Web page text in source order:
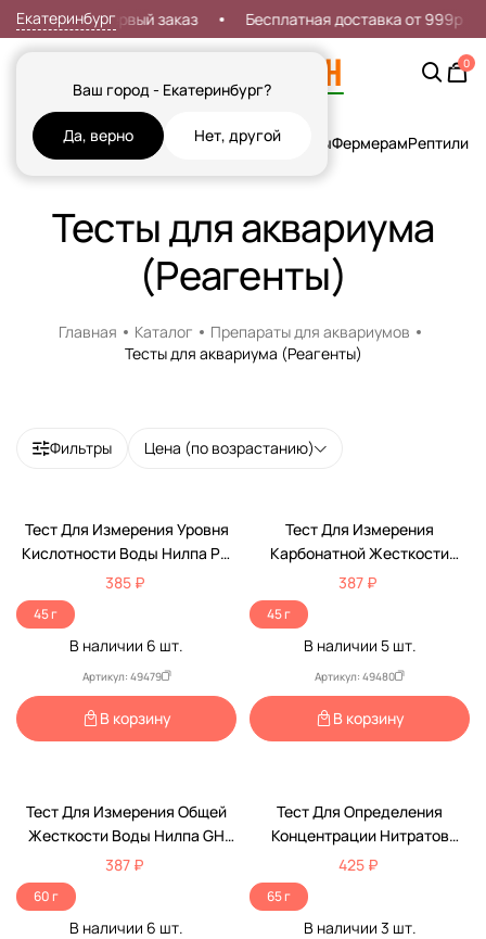
Екатеринбург
Ваш город - Екатеринбург?
Да, верно Нет, другой
7% на первый заказ Бесплатная доставка от 999р
0
Кошки СобакиРыбы Грызуны и Хорьки ПтицыФермерамРептилии
Тесты для аквариума
(Реагенты)
Главная Каталог
Препараты для аквариумов
Тесты для аквариума (Реагенты)
Фильтры Цена (по возрастанию)
Тест Для Измерения Уровня
Кислотности Воды Нилпа PH
Для Аквариума НеваТропик
385 ₽
45 г
В наличии 6 шт.
Артикул: 49479
В корзину
Тест Для Измерения
Карбонатной Жесткости
Воды Нилпа KH Тест Для
Аквариума НеваТропик 125шт
387 ₽
45 г
В наличии 5шт.
Артикул: 49480
В корзину
Тест Для Измерения Общей
Жесткости Воды Нилпа GH
Тест Для Аквариума
НеавТропик 125шт
387 ₽
60 г
В наличии 6 шт.
Тест Для Определения
Концентрации Нитратов
Нилпа NО2 Нитрит-Тест
НеваТропик 100шт
425 ₽
65 г
В наличии 3 шт.